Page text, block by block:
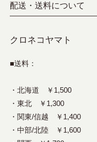
配送・送料について
クロネコヤマト
■送料：
・北海道 ￥1,500
・東北 ￥1,300
・関東/信越 ￥1,400
・中部/北陸 ￥1,600